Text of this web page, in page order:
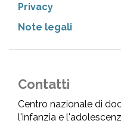
Privacy
Note legali
Contatti
Centro nazionale di
l'infanzia e